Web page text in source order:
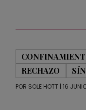
RECHAZO
POR SOLE HOTT | 16